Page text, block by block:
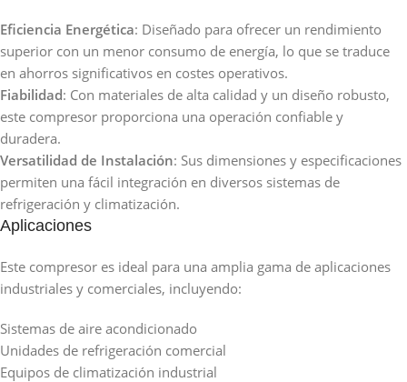
Eficiencia Energética: Diseñado para ofrecer un rendimiento
superior con un menor consumo de energía, lo que se traduce
en ahorros significativos en costes operativos.
Fiabilidad: Con materiales de alta calidad y un diseño robusto,
este compresor proporciona una operación confiable y
duradera.
Versatilidad de Instalación: Sus dimensiones y especificaciones
permiten una fácil integración en diversos sistemas de
refrigeración y climatización.
Aplicaciones
Este compresor es ideal para una amplia gama de aplicaciones
industriales y comerciales, incluyendo:
Sistemas de aire acondicionado
Unidades de refrigeración comercial
Equipos de climatización industrial